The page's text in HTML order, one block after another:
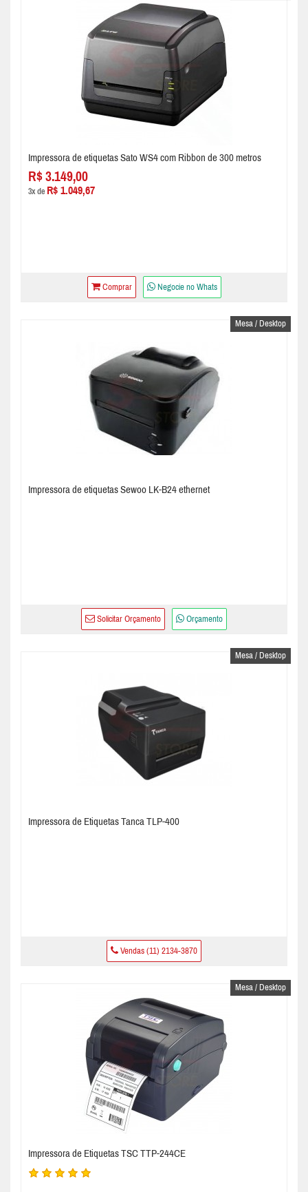
Impressora de etiquetas Sato WS4 com Ribbon de 300 metros
R$ 3.149,00
3x de R$ 1.049,67
Comprar Negocie no Whats
Mesa / Desktop
Impressora de etiquetas Sewoo LK-B24 ethernet
Solicitar Orçamento Orçamento
Mesa / Desktop
Impressora de Etiquetas Tanca TLP-400
Vendas (11) 2134-3870
Mesa / Desktop
Impressora de Etiquetas TSC TTP-244CE